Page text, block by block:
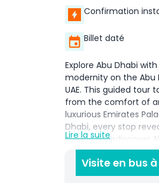
Confirmation
Billet daté
Explore Abu Dhabi
modernity on the Abu
UAE. This guided
from the comfort of
luxurious Emirates
Dhabi, every stop
looking to rediscover
views of the city’s
to take in the sights
the tour follows strict
Lire la suite
Visite en bus